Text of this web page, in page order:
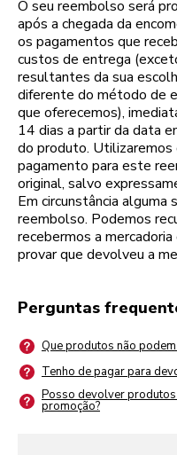
O seu reembolso será
após a chegada da
os pagamentos que
custos de entrega
resultantes da sua
diferente do método de
que oferecemos),
14 dias a partir da data
do produto. Utilizaremos
pagamento para este
original, salvo
Em circunstância alguma
reembolso. Podemos
recebermos a
provar que devolveu a
Perguntas
Que produtos não
Tenho de pagar para
Posso devolver
promoção?